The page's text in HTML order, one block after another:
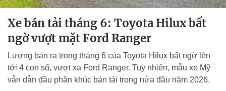
Xe bán tải tháng 6: Toyota Hilux bất
ngờ vượt mặt Ford Ranger
Lượng bán ra trong tháng 6 của Toyota Hilux bất ngờ lên
tới 4 con số, vượt xa Ford Ranger. Tuy nhiên, mẫu xe Mỹ
vẫn dẫn đầu phân khúc bán tải trong nửa đầu năm 2026.